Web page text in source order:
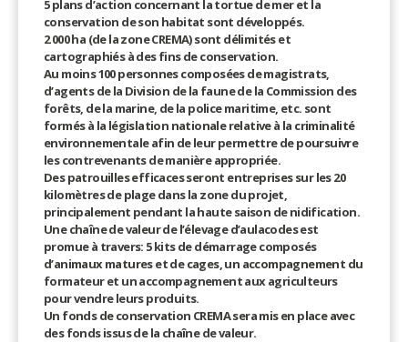
5 plans d’action concernant la tortue de mer et la
conservation de son habitat sont développés.
2 000 ha (de la zone CREMA) sont délimités et
cartographiés à des fins de conservation.
Au moins 100 personnes composées de magistrats,
d’agents de la Division de la faune de la Commission des
forêts, de la marine, de la police maritime, etc. sont
formés à la législation nationale relative à la criminalité
environnementale afin de leur permettre de poursuivre
les contrevenants de manière appropriée.
Des patrouilles efficaces seront entreprises sur les 20
kilomètres de plage dans la zone du projet,
principalement pendant la haute saison de nidification.
Une chaîne de valeur de l’élevage d’aulacodes est
promue à travers: 5 kits de démarrage composés
d’animaux matures et de cages, un accompagnement du
formateur et un accompagnement aux agriculteurs
pour vendre leurs produits.
Un fonds de conservation CREMA sera mis en place avec
des fonds issus de la chaîne de valeur.